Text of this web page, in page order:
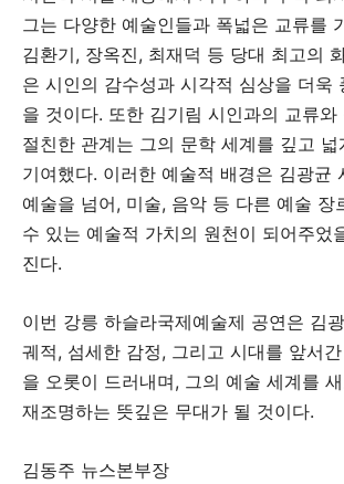
그는 다양한 예술인들과 폭넓은 교류를
김환기, 장옥진, 최재덕 등 당대 최고의
은 시인의 감수성과 시각적 심상을 더욱
을 것이다. 또한 김기림 시인과의 교류와
절친한 관계는 그의 문학 세계를 깊고 넓
기여했다. 이러한 예술적 배경은 김광균
예술을 넘어, 미술, 음악 등 다른 예술 장
수 있는 예술적 가치의 원천이 되어주었
진다.
이번 강릉 하슬라국제예술제 공연은 김
궤적, 섬세한 감정, 그리고 시대를 앞서
을 오롯이 드러내며, 그의 예술 세계를
재조명하는 뜻깊은 무대가 될 것이다.
김동주 뉴스본부장